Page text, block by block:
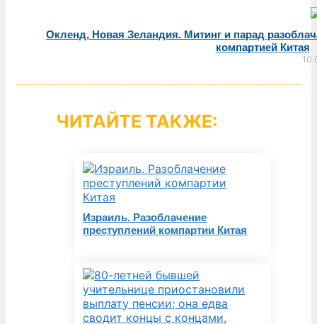
Окленд, Новая Зеландия. Митинг и парад
компартией Китая
ЧИТАЙТЕ ТАКЖЕ:
Израиль. Разоблачение
преступлений компартии Китая